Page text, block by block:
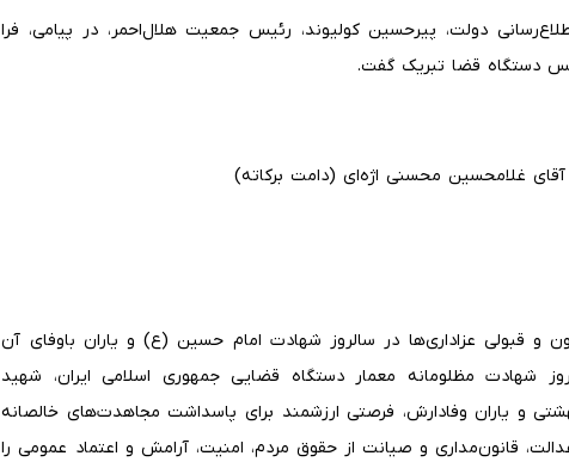
دولت، پیرحسین کولیوند، رئیس جمعیت هلال‌احمر، در پیامی، فرا
دستگاه قضا تبریک گفت.
آقای غلامحسین محسنی اژه‌ای (دامت برکاته)
و قبولی عزاداری‌ها در سالروز شهادت امام حسین (ع) و یاران باوفای آن
شهادت مظلومانه معمار دستگاه قضایی جمهوری اسلامی ایران، شهید
و یاران وفادارش، فرصتی ارزشمند برای پاسداشت مجاهدت‌های خالصانه
قانون‌مداری و صیانت از حقوق مردم، امنیت، آرامش و اعتماد عمومی را